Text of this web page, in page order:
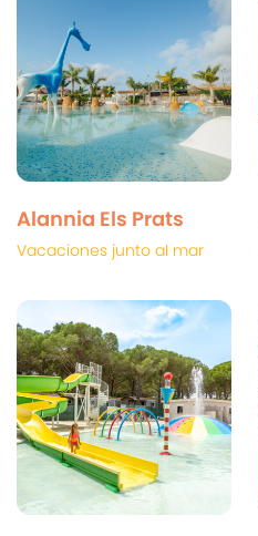
Alannia Els Prats
Vacaciones junto al mar